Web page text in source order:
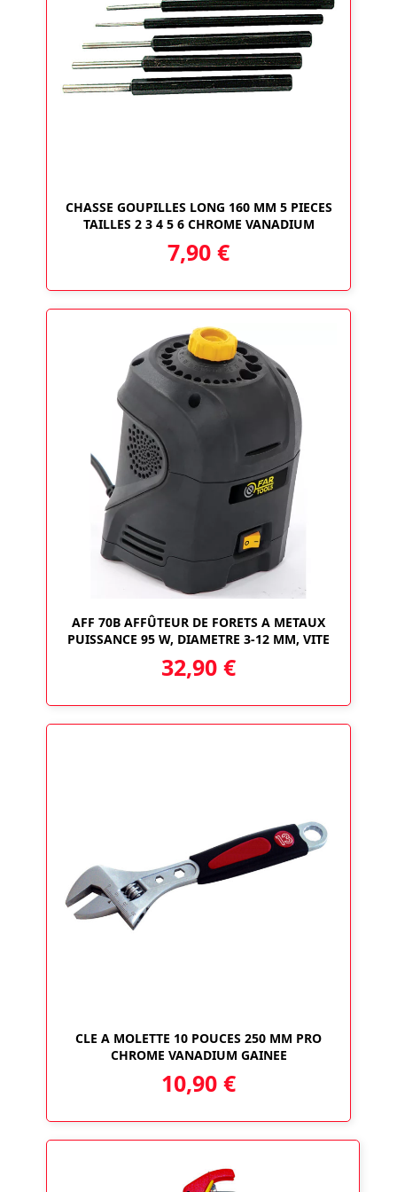
CHASSE GOUPILLES LONG 160 MM 5 PIECES
TAILLES 2 3 4 5 6 CHROME VANADIUM
7,90 €
AFF 70B AFFÛTEUR DE FORETS A METAUX
PUISSANCE 95 W, DIAMETRE 3-12 MM, VITE
32,90 €
CLE A MOLETTE 10 POUCES 250 MM PRO
CHROME VANADIUM GAINEE
10,90 €